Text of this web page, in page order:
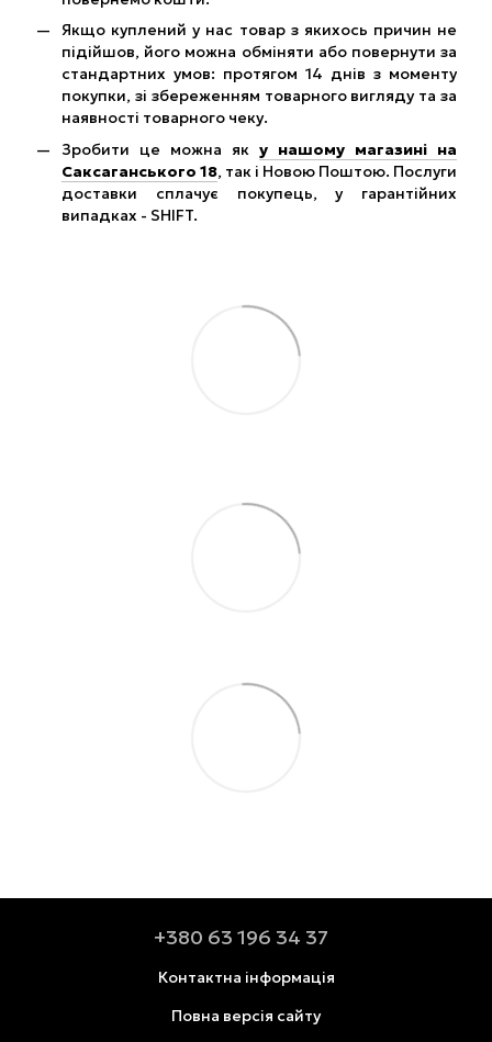
Якщо куплений у нас товар з якихось причин не
підійшов, його можна обміняти або повернути за
стандартних умов: протягом 14 днів з моменту
покупки, зі збереженням товарного вигляду та за
наявності товарного чеку.
Зробити це можна як у нашому магазині на
Саксаганського 18, так і Новою Поштою. Послуги
доставки сплачує покупець, у гарантійних
випадках - SHIFT.
+380 63 196 34 37
Контактна інформація
Повна версія сайту